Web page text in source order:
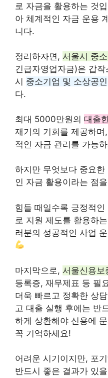
로 자금을 활용하는 것
아 체계적인 자금 운용
니다.
정리하자면, 서울시 중
긴급자영업자금)은 갑
시 중소기업 및 소상공인
다.
최대 5000만원의 대출
재기의 기회를 제공하며,
적인 자금 관리를 가능
하지만 무엇보다 중요
인 자금 활용이라는 점
힘들 때일수록 긍정적
로 지원 제도를 활용하
러분의 성공적인 사업
마지막으로, 서울신용보
등록증, 재무제표 등 필
더욱 빠르고 정확한 상
고 대출 실행 후에는 반
하게 상환해야 신용에
꼭 기억하세요!
어려운 시기이지만, 포
반드시 좋은 결과가 있